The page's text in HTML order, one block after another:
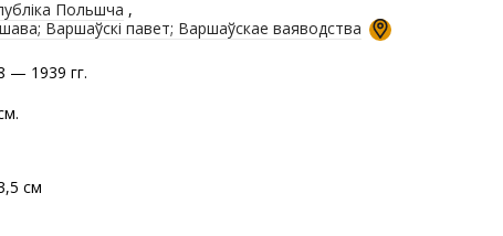
Польшча ,
Варшаўскі павет; Варшаўскае ваяводства
— 1939 гг.
3,5 см